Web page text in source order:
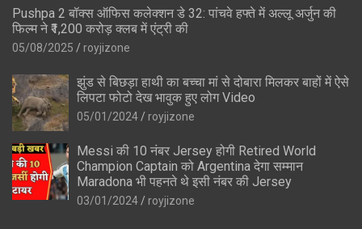
Pushpa 2 बॉक्स ऑफिस कलेक्शन डे 32: पांचवे हफ्ते में अल्लू अर्जुन की
फिल्म ने ₹1,200 करोड़ क्लब में एंट्री की
05/08/2025 royjizone
झुंड से बिछड़ा हाथी का बच्चा मां से दोबारा मिलकर बाहों में ऐसे
लिपटा फोटो देख भावुक हुए लोग Video
05/01/2024 royjizone
Messi की 10 नंबर Jersey होगी Retired World
Champion Captain को Argentina देगा सम्मान
Maradona भी पहनते थे इसी नंबर की Jersey
03/01/2024 royjizone